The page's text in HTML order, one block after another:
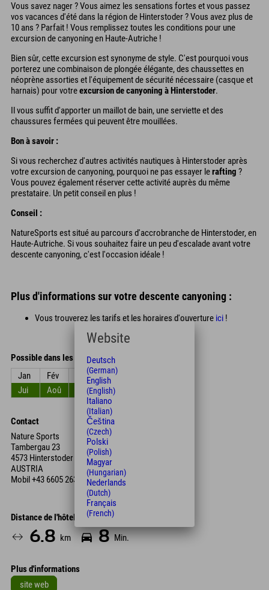
Vous savez nager ? Vous aimez les sensations fortes et vous passez
vos vacances d'été dans la région de Hinterstoder ? Vous avez plus de
10 ans ? Parfait ! Vous remplissez toutes les conditions pour une
excursion de canyoning en Haute-Autriche !
Bien sûr, cette excursion est synonyme de style. C'est pourquoi vous
porterez une combinaison de plongée élégante, des chaussettes en
néoprène assorties et l'équipement de sécurité nécessaire (casque et
harnais) pour votreexcursion de canyoning à Hinterstoder.
Il vous suffit d'apporter un maillot de bain, une serviette et des
chaussures fermées qui peuvent être mouillées.
Bon à savoir :
Si vous recherchez d'autres activités nautiques à Hinterstoder après
votre excursion de canyoning, pourquoi ne pas essayer lerafting ?
Vous pouvez également réserver cette activité auprès du même
prestataire. Un petit conseil en plus !
Conseil :
NatureSports est situé au parcours d'accrobranche de Hinterstoder, en
Haute-Autriche. Si vous souhaitez faire un peu d'escalade avant votre
descente canyoning, c'est l'occasion idéale !
Plus d'informations sur votre descente canyoning :
Vous trouverez les tarifs et les horaires d'ouverture ici !
Possible dans les mois
Jan
Fév Mar Avr
Jui
Aoû Sep Oct
Contact
Nature Sports
Tambergau 23
4573 Hinterstoder
AUSTRIA
Mobil+43 6605 263 755
Distance de l'hôtel
6.8 km 8 Min.
Plus d'informations
site web
Website
Deutsch
(German)
English
(English)
Italiano
(Italian)
Čeština
(Czech)
Polski
(Polish)
Magyar
(Hungarian)
Nederlands
(Dutch)
Français
(French)